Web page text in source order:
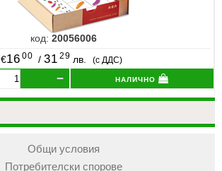
код: 20056006
€16 00 /31 29 лв. (с ДДС)
налично
Общи условия
Потребителски спорове